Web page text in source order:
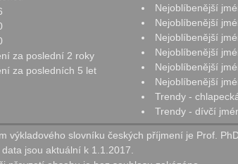
za poslední 2 roky
za posledních 5 let
Nejoblíbenější
Nejoblíbenější
Nejoblíbenější
Nejoblíbenější
Nejoblíbenější
Nejoblíbenější
Trendy -
Trendy - dívčí
slovníku českých příjmení je Prof.
data jsou aktuální k 1.1.2017.